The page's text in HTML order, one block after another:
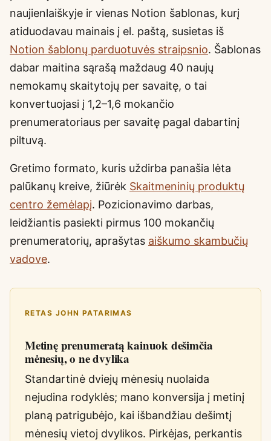
naujienlaiškyje ir vienas Notion šablonas, kurį
atiduodavau mainais į el. paštą, susietas iš
Notion šablonų parduotuvės straipsnio. Šablonas
dabar maitina sąrašą maždaug 40 naujų
nemokamų skaitytojų per savaitę, o tai
konvertuojasi į 1,2–1,6 mokančio
prenumeratoriaus per savaitę pagal dabartinį
piltuvą.
Gretimo formato, kuris uždirba panašia lėta
palūkanų kreive, žiūrėk Skaitmeninių produktų
centro žemėlapį. Pozicionavimo darbas,
leidžiantis pasiekti pirmus 100 mokančių
prenumeratorių, aprašytas aiškumo skambučių
vadove.
RETAS JOHN PATARIMAS
Metinę prenumeratą kainuok dešimčia
mėnesių, o ne dvylika
Standartinė dviejų mėnesių nuolaida
nejudina rodyklės; mano konversija į metinį
planą patrigubėjo, kai išbandžiau dešimtį
mėnesių vietoj dvylikos. Pirkėjas, perkantis